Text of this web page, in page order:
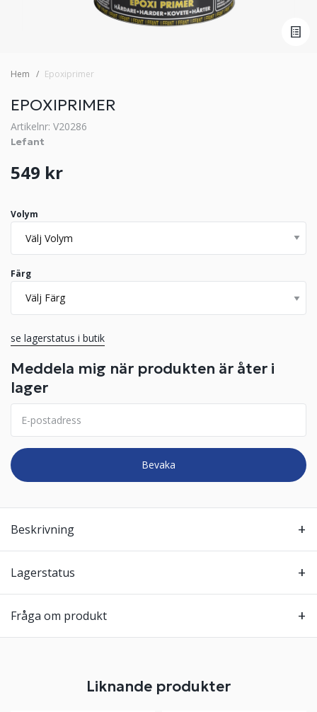
Hem Epoxiprimer
EPOXIPRIMER
Artikelnr: V20286
Lefant
549 kr
Volym
Färg
se lagerstatus i butik
Meddela mig när produkten är åter i
lager
Bevaka
Beskrivning
Lagerstatus
Fråga om produkt
Liknande produkter